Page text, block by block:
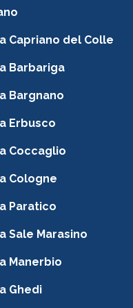
Capriano del Colle
Barbariga
Bargnano
Erbusco
Coccaglio
Cologne
Paratico
Sale Marasino
Manerbio
Ghedi